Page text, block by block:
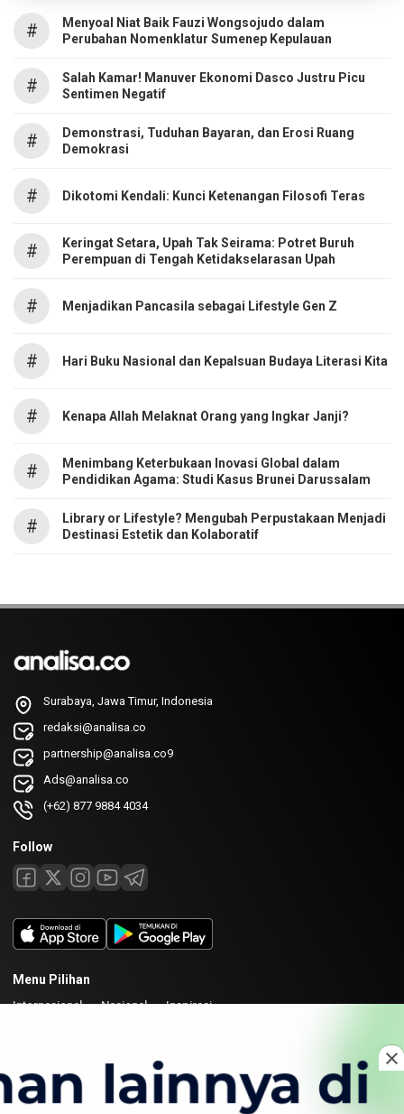
#
Menyoal Niat Baik Fauzi Wongsojudo dalam
Perubahan Nomenklatur Sumenep Kepulauan
#
Salah Kamar! Manuver Ekonomi Dasco Justru Picu
Sentimen Negatif
#
Demonstrasi, Tuduhan Bayaran, dan Erosi Ruang
Demokrasi
# Dikotomi Kendali: Kunci Ketenangan Filosofi Teras
#
Keringat Setara, Upah Tak Seirama: Potret Buruh
Perempuan di Tengah Ketidakselarasan Upah
# Menjadikan Pancasila sebagai Lifestyle Gen Z
# Hari Buku Nasional dan Kepalsuan Budaya Literasi Kita
# Kenapa Allah Melaknat Orang yang Ingkar Janji?
#
Menimbang Keterbukaan Inovasi Global dalam
Pendidikan Agama: Studi Kasus Brunei Darussalam
#
Library or Lifestyle? Mengubah Perpustakaan Menjadi
Destinasi Estetik dan Kolaboratif
Surabaya, Jawa Timur, Indonesia
redaksi@analisa.co
partnership@analisa.co9
Ads@analisa.co
(+62) 877 9884 4034
Follow
Menu Pilihan
Internasional Nasional Inspirasi
Redaksi Kirim Karya
Copyright © 2026 Analisa. All rights reserved.